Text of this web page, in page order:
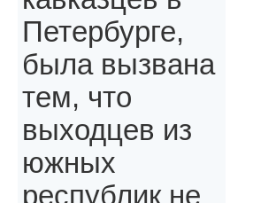
Петербурге,
была вызвана
тем, что
выходцев из
южных
республик не